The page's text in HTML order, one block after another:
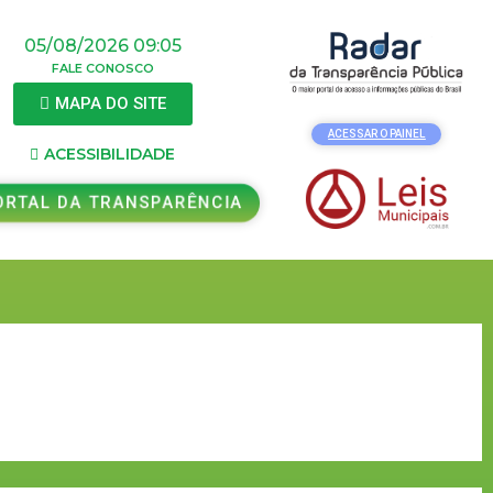
05/08/2026 09:05
FALE CONOSCO
MAPA DO SITE
ACESSIBILIDADE
DA TRANSPARÊNCIA
ACESSAR O PAINEL